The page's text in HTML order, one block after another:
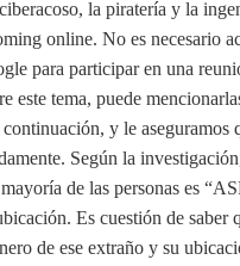
la piratería y la
online. No es necesario
para participar en una
este tema, puede
y le aseguramos
Según la
de las personas es
Es cuestión de saber
de ese extraño y su